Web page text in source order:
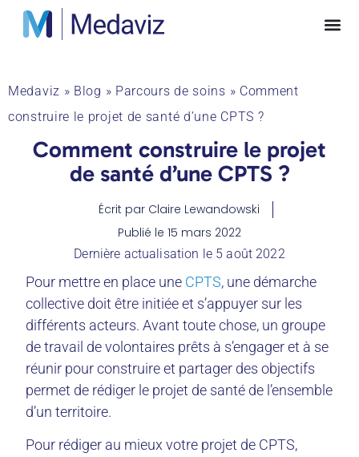
Medaviz » Blog » Parcours de soins » Comment
construire le projet de santé d’une CPTS ?
Comment construire le projet
de santé d’une CPTS ?
Écrit par Claire Lewandowski
Publié le 15 mars 2022
Dernière actualisation le 5 août 2022
Pour mettre en place une CPTS, une démarche
collective doit être initiée et s’appuyer sur les
différents acteurs. Avant toute chose, un groupe
de travail de volontaires prêts à s’engager et à se
réunir pour construire et partager des objectifs
permet de rédiger le projet de santé de l’ensemble
d’un territoire.
Pour rédiger au mieux votre projet de CPTS,